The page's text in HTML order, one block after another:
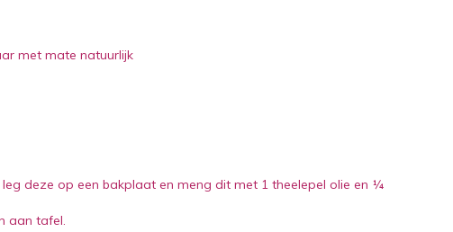
met mate natuurlijk
deze op een bakplaat en meng dit met 1 theelepel olie en ¼
aan tafel.